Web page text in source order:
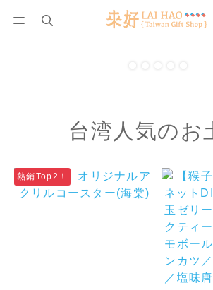
台湾人気のお
熱銷Top2！